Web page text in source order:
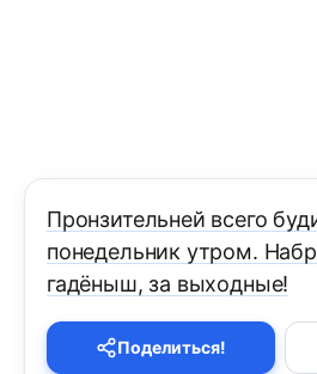
Пронзительней всего
понедельник утром.
гадёныш, за выходные!
Поделиться!